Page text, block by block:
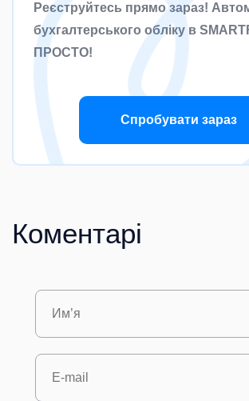
Реєструйтесь прямо зараз!
бухгалтерського обліку в
ПРОСТО!
Спробувати зараз
Коментарі